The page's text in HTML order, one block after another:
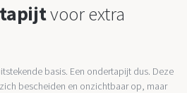
voor extra
basis. Een ondertapijt dus. Deze
bescheiden en onzichtbaar op, maar